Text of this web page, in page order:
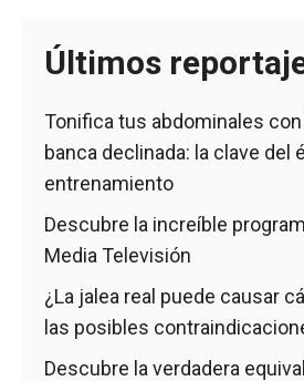
Últimos
Tonifica tus abdominales
banca declinada: la clave del
entrenamiento
Descubre la increíble
Media Televisión
¿La jalea real puede causar
las posibles
Descubre la verdadera